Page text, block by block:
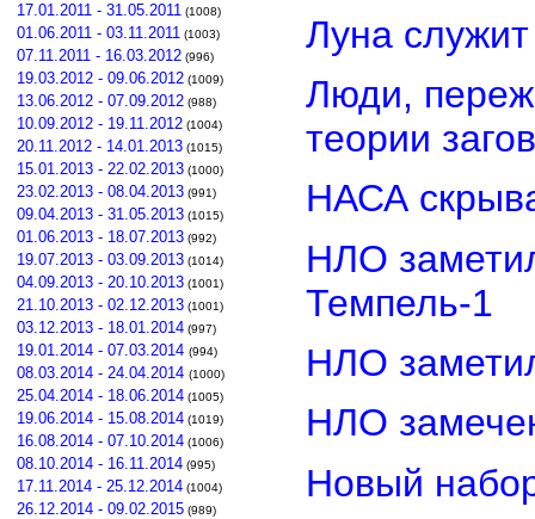
17.01.2011 - 31.05.2011 (1008)
01.06.2011 - 03.11.2011 (1003)
07.11.2011 - 16.03.2012 (996)
19.03.2012 - 09.06.2012 (1009)
13.06.2012 - 07.09.2012 (988)
10.09.2012 - 19.11.2012 (1004)
20.11.2012 - 14.01.2013 (1015)
15.01.2013 - 22.02.2013 (1000)
23.02.2013 - 08.04.2013 (991)
09.04.2013 - 31.05.2013 (1015)
01.06.2013 - 18.07.2013 (992)
19.07.2013 - 03.09.2013 (1014)
04.09.2013 - 20.10.2013 (1001)
21.10.2013 - 02.12.2013 (1001)
03.12.2013 - 18.01.2014 (997)
19.01.2014 - 07.03.2014 (994)
08.03.2014 - 24.04.2014 (1000)
25.04.2014 - 18.06.2014 (1005)
19.06.2014 - 15.08.2014 (1019)
16.08.2014 - 07.10.2014 (1006)
08.10.2014 - 16.11.2014 (995)
17.11.2014 - 25.12.2014 (1004)
26.12.2014 - 09.02.2015 (989)
Луна
Люди,
теории
НАСА
НЛО
Темпель-1
НЛО
НЛО
Новый